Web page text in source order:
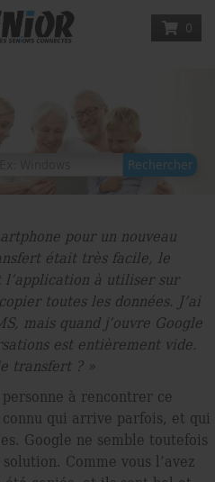
0
pour un nouveau
était très facile, le
à utiliser sur
toutes les données. J’ai
mais quand j’ouvre Google
est entièrement vide.
transfert ? »
à rencontrer ce
qui arrive parfois, et qui
Google ne semble toutefois
Comme vous l’avez